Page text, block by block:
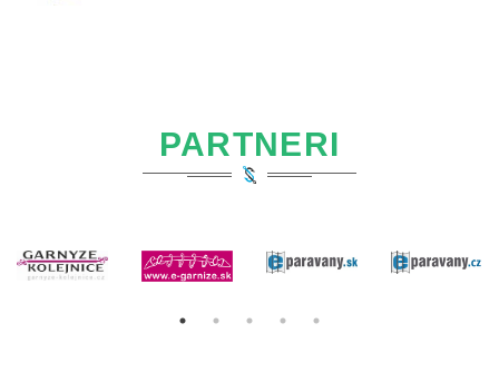
PARTNERI